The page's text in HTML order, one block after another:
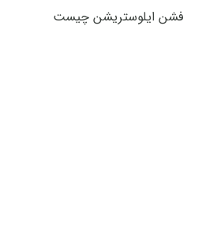
فشن ایلوستریشن چیست